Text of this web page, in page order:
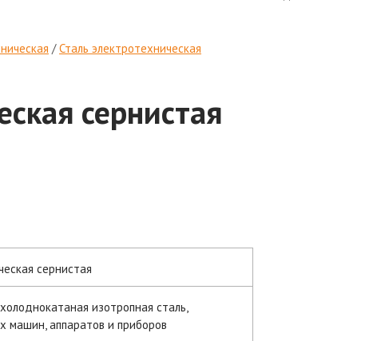
/ Сталь электротехническая
сернистая
сернистая
изотропная сталь,
машин, аппаратов и приборов